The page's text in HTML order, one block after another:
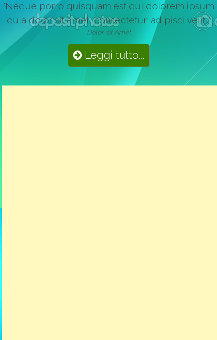
"Neque porro quisquam est qui dolorem ipsum
quia dolor sit amet, consectetur, adipisci velit..."
Dolor sit Amet
Leggi tutto...